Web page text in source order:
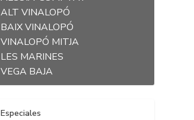
ALT VINALOPÓ
BAIX VINALOPÓ
VINALOPÓ MITJA
LES MARINES
VEGA BAJA
Especiales